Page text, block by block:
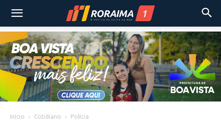
Início Cotidiano Polícia